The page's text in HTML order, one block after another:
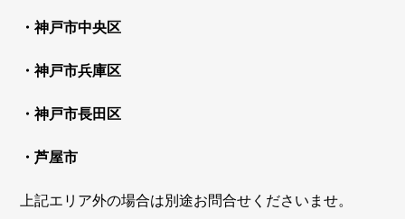
・神戸市中央区
・神戸市兵庫区
・神戸市長田区
・芦屋市
上記エリア外の場合は別途お問合せくださいませ。